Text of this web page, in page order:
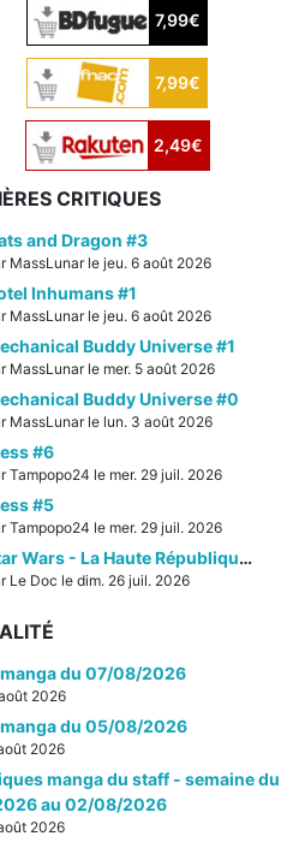
7,99€
7,99€
2,49€
CRITIQUES
and Dragon #3
MassLunar le jeu. 6 août 2026
Inhumans #1
MassLunar le jeu. 6 août 2026
Buddy Universe #1
MassLunar le mer. 5 août 2026
Buddy Universe #0
MassLunar le lun. 3 août 2026
#6
Tampopo24 le mer. 29 juil. 2026
#5
Tampopo24 le mer. 29 juil. 2026
Star Wars - La Haute République - Un équilibre fragile
Le Doc le dim. 26 juil. 2026
du 07/08/2026
2026
du 05/08/2026
2026
manga du staff - semaine du
au 02/08/2026
2026